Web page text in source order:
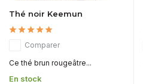
Thé noir Keemun
Comparer
Ce thé brun rougeâtre...
En stock